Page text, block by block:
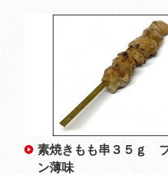
素焼きもも串３５ｇ
ン薄味